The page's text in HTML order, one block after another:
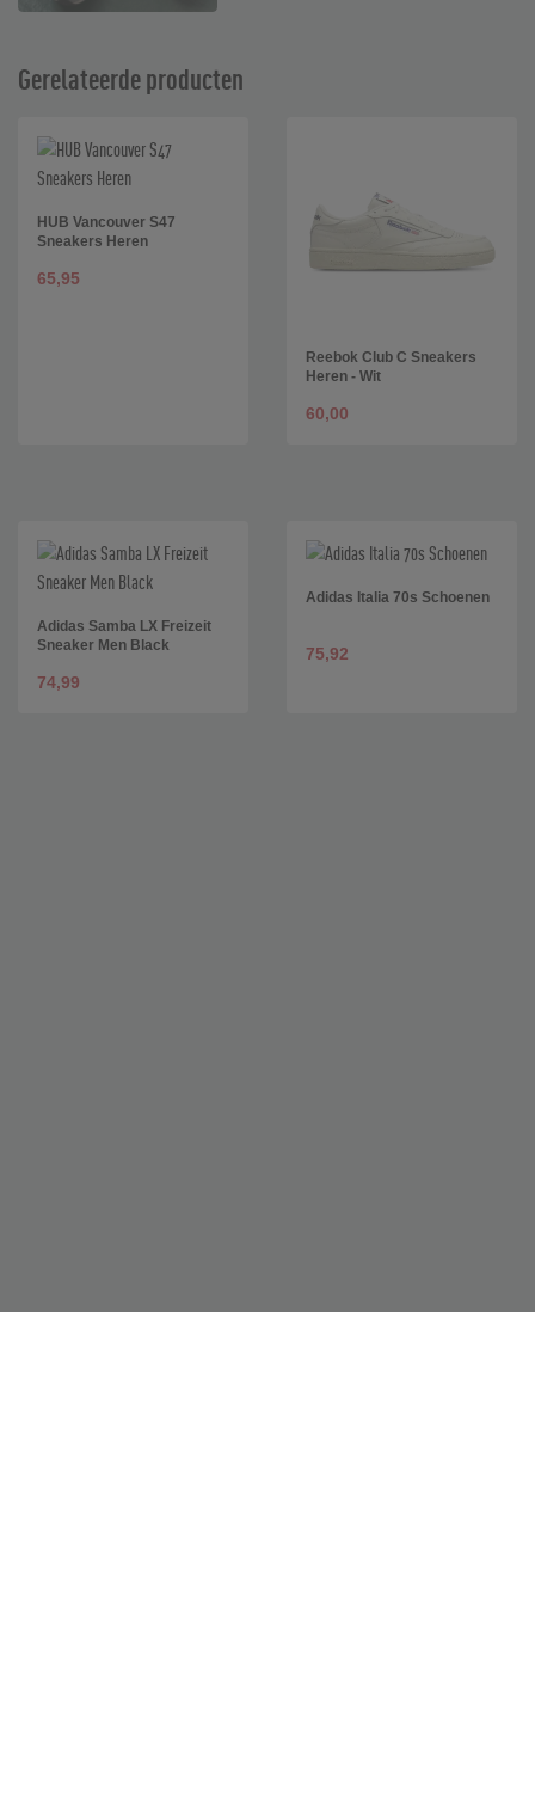
Gerelateerde producten
HUB Vancouver S47
Sneakers Heren
65,95
Reebok Club C Sneakers
Heren - Wit
60,00
Adidas Samba LX Freizeit
Sneaker Men Black
74,99
Adidas Italia 70s Schoenen
75,92